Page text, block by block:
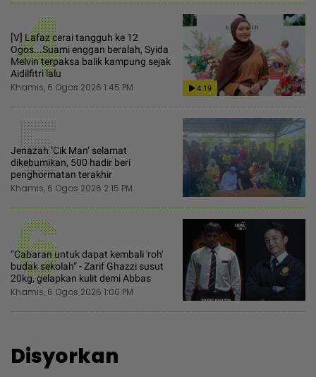
4
[V] Lafaz cerai tangguh ke 12
Ogos...Suami enggan beralah, Syida
Melvin terpaksa balik kampung sejak
Aidilfitri lalu
Khamis, 6 Ogos 2026 1:45 PM 4:19
5
Jenazah ‘Cik Man‘ selamat
dikebumikan, 500 hadir beri
penghormatan terakhir
Khamis, 6 Ogos 2026 2:15 PM
6
“Cabaran untuk dapat kembali 'roh'
budak sekolah“ - Zarif Ghazzi susut
20kg, gelapkan kulit demi Abbas
Khamis, 6 Ogos 2026 1:00 PM
Disyorkan